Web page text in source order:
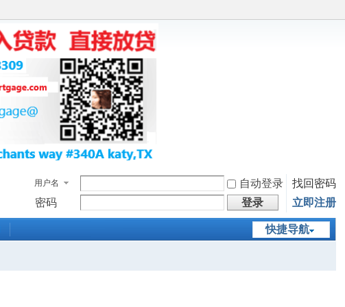
用户名 自动登录
找回密码
密码
登录 立即注册
快捷导航